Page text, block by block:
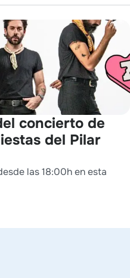
concierto de
del Pilar
las 18:00h en esta